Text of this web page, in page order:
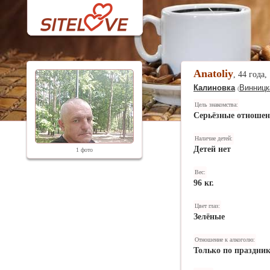
1 фото
Anatoliy, 44 года,
Калиновка (
Цель знакомства:
Серьёзные
Наличие детей:
Детей нет
Вес:
96 кг.
Цвет глаз:
Зелёные
Отношение к алкоголю:
Только по